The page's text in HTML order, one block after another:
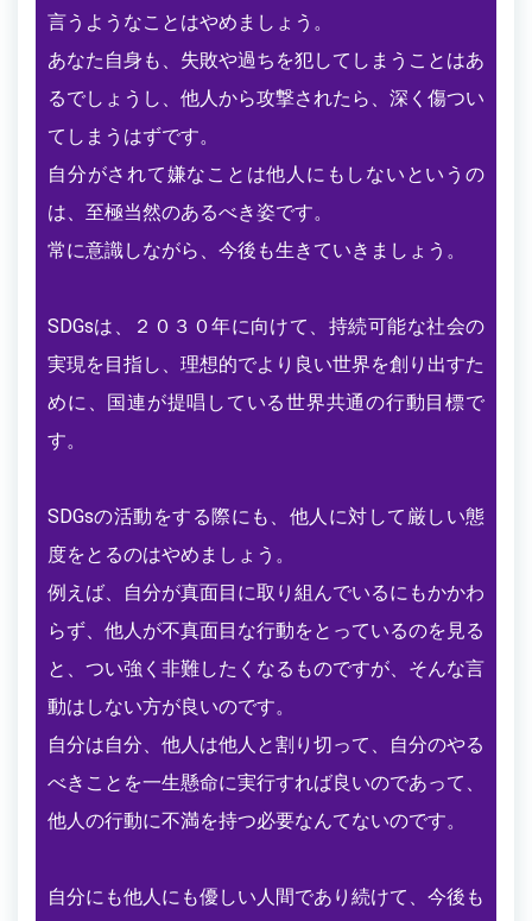
言うようなことはやめましょう。
あなた自身も、失敗や過ちを犯してしまうことはあ
るでしょうし、他人から攻撃されたら、深く傷つい
てしまうはずです。
自分がされて嫌なことは他人にもしないというの
は、至極当然のあるべき姿です。
常に意識しながら、今後も生きていきましょう。
SDGsは、２０３０年に向けて、持続可能な社会の
実現を目指し、理想的でより良い世界を創り出すた
めに、国連が提唱している世界共通の行動目標で
す。
SDGsの活動をする際にも、他人に対して厳しい態
度をとるのはやめましょう。
例えば、自分が真面目に取り組んでいるにもかかわ
らず、他人が不真面目な行動をとっているのを見る
と、つい強く非難したくなるものですが、そんな言
動はしない方が良いのです。
自分は自分、他人は他人と割り切って、自分のやる
べきことを一生懸命に実行すれば良いのであって、
他人の行動に不満を持つ必要なんてないのです。
自分にも他人にも優しい人間であり続けて、今後も